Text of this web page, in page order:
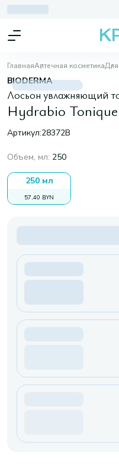
ГлавнаяАптечная косметикаДля
BIODERMA
Лосьон увлажняющий
Hydrabio
Артикул:28372B
Объем, мл: 250
250 мл
57,40 BYN